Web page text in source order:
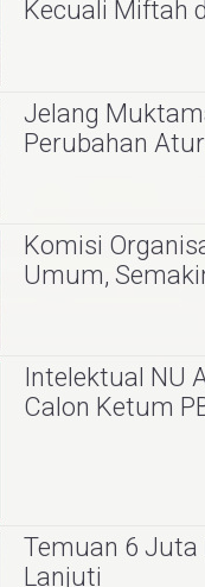
Kecuali Miftah
Jelang
Perubahan
Komisi
Umum,
Intelektual NU
Calon Ketum
Temuan 6 Juta
Lanjuti